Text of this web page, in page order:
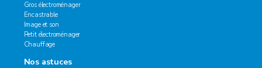
Gros électroménager
Encastrable
Image et son
Petit électroménager
Chauffage
Nos astuces